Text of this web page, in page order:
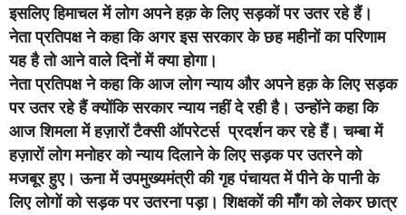
इसलिए हिमाचल में लोग अपने हक़ के लिए सड़कों पर उतर रहे हैं।
नेता प्रतिपक्ष ने कहा कि अगर इस सरकार के छह महीनों का परिणाम
यह है तो आने वाले दिनों में क्या होगा।
नेता प्रतिपक्ष ने कहा कि आज लोग न्याय और अपने हक़ के लिए सड़क
पर उतर रहे हैं क्योंकि सरकार न्याय नहीं दे रही है। उन्होंने कहा कि
आज शिमला में हज़ारों टैक्सी ऑपरेटर्स प्रदर्शन कर रहे हैं। चम्बा में
हज़ारों लोग मनोहर को न्याय दिलाने के लिए सड़क पर उतरने को
मजबूर हुए। ऊना में उपमुख्यमंत्री की गृह पंचायत में पीने के पानी के
लिए लोगों को सड़क पर उतरना पड़ा। शिक्षकों की माँग को लेकर छात्र